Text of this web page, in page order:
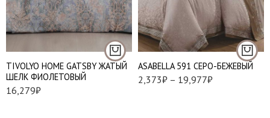
TIVOLYO HOME GATSBY ЖАТЫЙ
ШЕЛК ФИОЛЕТОВЫЙ
16,279₽
АSABELLA 591 СЕРО-БЕЖЕВЫЙ
2,373₽ – 19,977₽
Наволочки 70х70 см